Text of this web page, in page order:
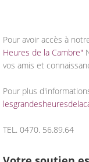
Pour avoir accès à
Heures de la Cambre"
vos amis et
Pour plus
TEL. 0470. 56.89.64